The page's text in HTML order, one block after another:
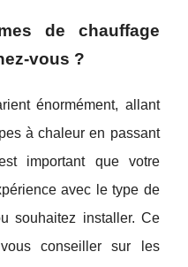
de chauffage
vous ?
énormément, allant
à chaleur en passant
important que votre
avec le type de
souhaitez installer. Ce
conseiller sur les